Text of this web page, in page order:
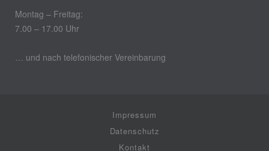
Montag – Freitag:
7.00 – 17.00 Uhr
… und nach telefonischer Vereinbarung
Impressum
Datenschutz
Kontakt